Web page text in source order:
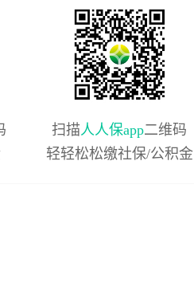
扫描人人保app二维码
轻轻松松缴社保/公积金